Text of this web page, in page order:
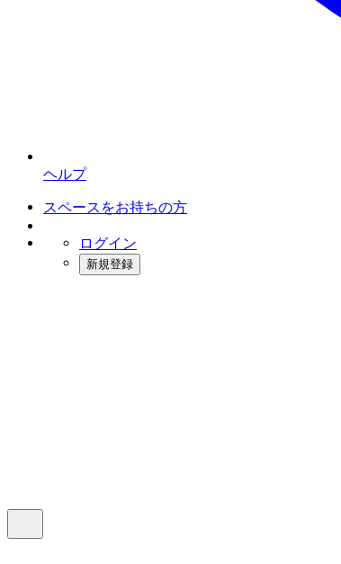
ヘルプ
スペースをお持ちの方
ログイン
新規登録